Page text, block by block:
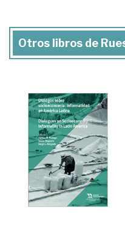
Otros libros de